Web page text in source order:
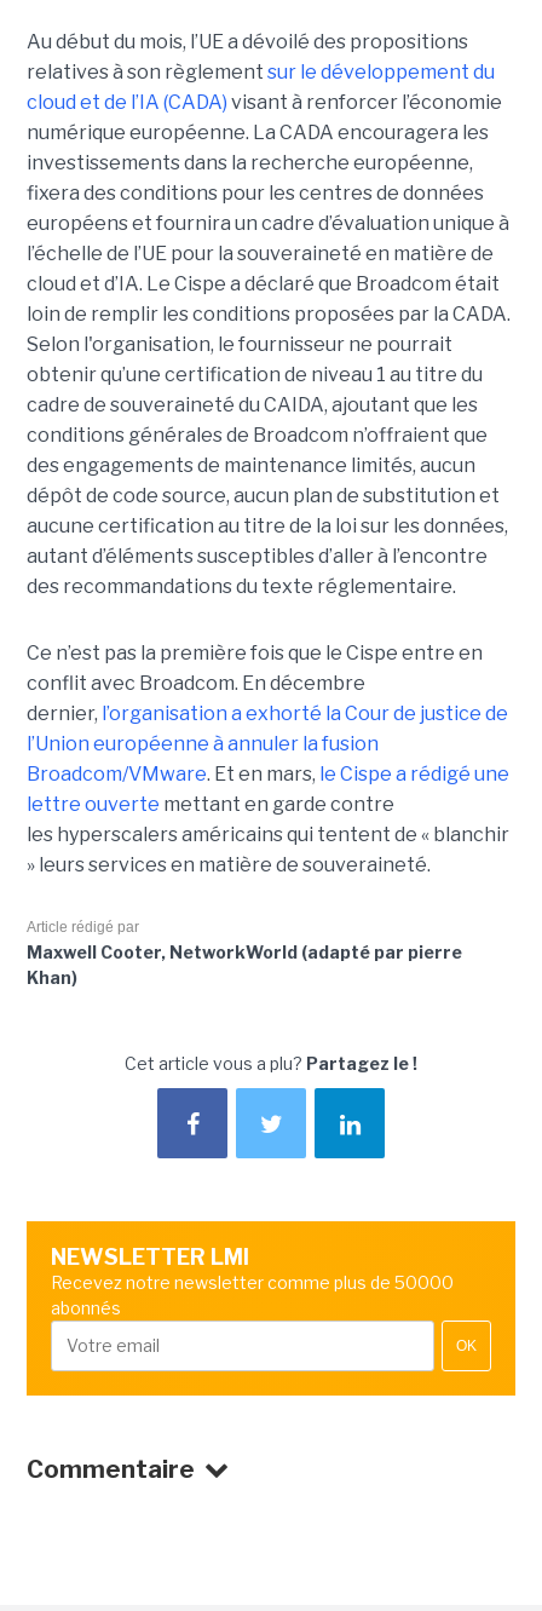
Au début du mois, l’UE a dévoilé des propositions
relatives à son règlement sur le développement du
cloud et de l’IA (CADA) visant à renforcer l’économie
numérique européenne. La CADA encouragera les
investissements dans la recherche européenne,
fixera des conditions pour les centres de données
européens et fournira un cadre d’évaluation unique à
l’échelle de l’UE pour la souveraineté en matière de
cloud et d’IA. Le Cispe a déclaré que Broadcom était
loin de remplir les conditions proposées par la CADA.
Selon l'organisation, le fournisseur ne pourrait
obtenir qu’une certification de niveau 1 au titre du
cadre de souveraineté du CAIDA, ajoutant que les
conditions générales de Broadcom n’offraient que
des engagements de maintenance limités, aucun
dépôt de code source, aucun plan de substitution et
aucune certification au titre de la loi sur les données,
autant d’éléments susceptibles d’aller à l’encontre
des recommandations du texte réglementaire.
Ce n’est pas la première fois que le Cispe entre en
conflit avec Broadcom. En décembre
dernier, l’organisation a exhorté la Cour de justice de
l’Union européenne à annuler la fusion
Broadcom/VMware. Et en mars, le Cispe a rédigé une
lettre ouverte mettant en garde contre
les hyperscalers américains qui tentent de « blanchir
» leurs services en matière de souveraineté.
Article rédigé par
Maxwell Cooter, NetworkWorld (adapté par pierre
Khan)
Cet article vous a plu? Partagez le !
NEWSLETTER LMI
Recevez notre newsletter comme plus de 50000
abonnés
OK
Commentaire